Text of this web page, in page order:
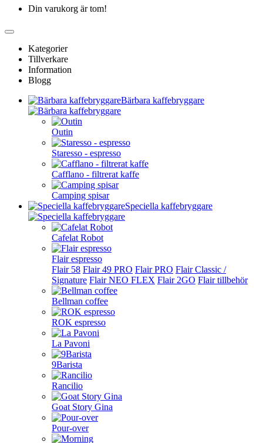
Din varukorg är tom!
Kategorier
Tillverkare
Information
Blogg
Bärbara kaffebryggare
Outin
Staresso - espresso
Cafflano - filtrerat kaffe
Camping spisar
Speciella kaffebryggare
Cafelat Robot
Flair espresso
Flair 58 Flair 49 PRO Flair PRO Flair Classic /
Signature Flair NEO FLEX Flair 2GO Flair tillbehör
Bellman coffee
ROK espresso
La Pavoni
9Barista
Rancilio
Goat Story Gina
Pour-over